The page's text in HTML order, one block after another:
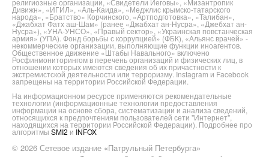
религиозные организации, «Свидетели Иеговы», «Мизантропик
Дивижн», «ИГИЛ», «Аль-Каида», «Меджлис крымско-татарского
народа», «Братство» Корчинского, «Артподготовка», «Талибан»,
«Джабхат Фатх аш-Шам» (ранее «Джабхат ан-Нусра», «Джебхат ан-
Нусра»), «УНА-УНСО», «Правый сектор», «Украинская повстанческая
армия» (УПА). Фонд борьбы с коррупцией» (ФБК), «Альянс врачей» -
некоммерческие организации, выполняющие функции иноагентов.
Общественное движение «Штабы Навального» включено
Росфинмониторингом в перечень организаций и физических лиц, в
отношении которых имеются сведения об их причастности к
экстремистской деятельности или терроризму. Instagram и Facebook
запрещены на территории Российской Федерации.
На информационном ресурсе применяются рекомендательные
технологии (информационные технологии предоставления
информации на основе сбора, систематизации и анализа сведений,
относящихся к предпочтениям пользователей сети "Интернет",
находящихся на территории Российской Федерации). Подробнее про
алгоритмы SMI2 и INFOX
© 2026 Сетевое издание «Патрульный Петербурга»